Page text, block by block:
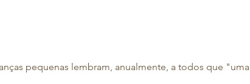
pequenas lembram, anualmente, a todos que